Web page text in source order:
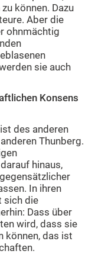
können. Dazu
Aber die
ohnmächtig
sie auch
Konsens
des anderen
Thunberg.
hinaus,
In ihren
sich die
Dass über
wird, dass sie
können, das ist